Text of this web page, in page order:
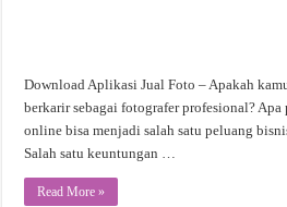
Download Aplikasi Jual Foto – Apakah
berkarir sebagai fotografer profesional?
online bisa menjadi salah satu peluang
Salah satu keuntungan …
Read More »